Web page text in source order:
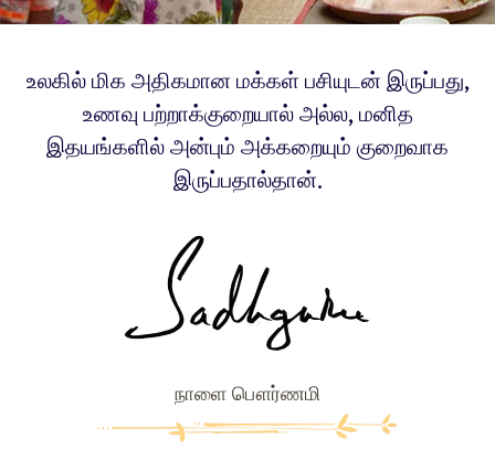
உலகில் மிக அதிகமான மக்கள் பசியுடன் இருப்பது,
உணவு பற்றாக்குறையால் அல்ல, மனித
இதயங்களில் அன்பும் அக்கறையும் குறைவாக
இருப்பதால்தான்.
நாளை பௌர்ணமி